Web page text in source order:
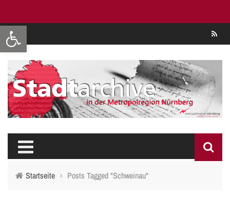
Werkzeugleiste öffnen
Startseite › Posts Tagged "Schweinau"